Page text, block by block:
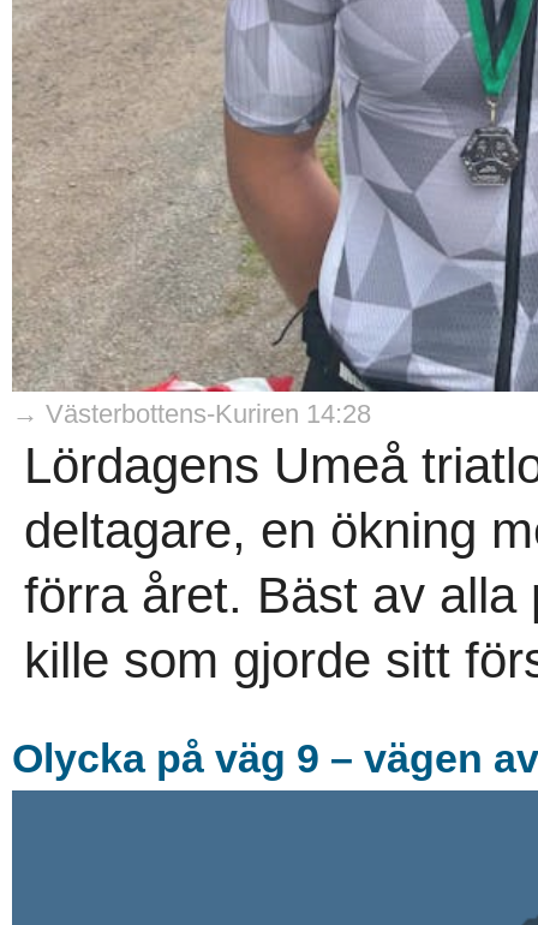
→ Västerbottens-Kuriren 14:28
Lördagens Umeå
deltagare, en ökning
förra året. Bäst av alla
kille som gjorde sitt
Olycka på väg 9 – vägen